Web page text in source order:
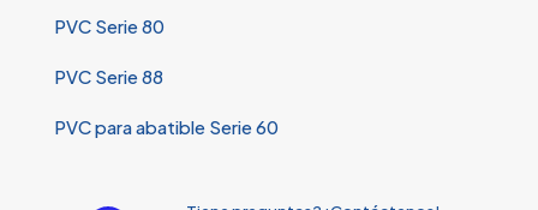
PVC Serie 80
PVC Serie 88
PVC para abatible Serie 60